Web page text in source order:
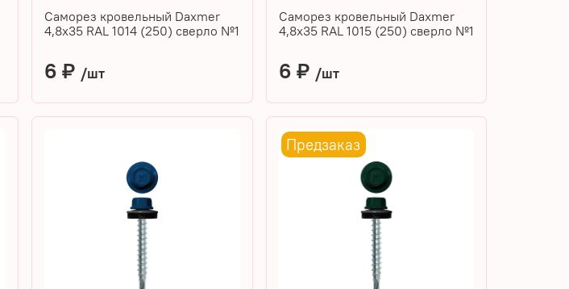
Саморез кровельный Daxmer
4,8х35 RAL 1014 (250) сверло №1
6 ₽ /шт
Саморез кровельный Daxmer
4,8х35 RAL 1015 (250) сверло №1
6 ₽ /шт
Предзаказ